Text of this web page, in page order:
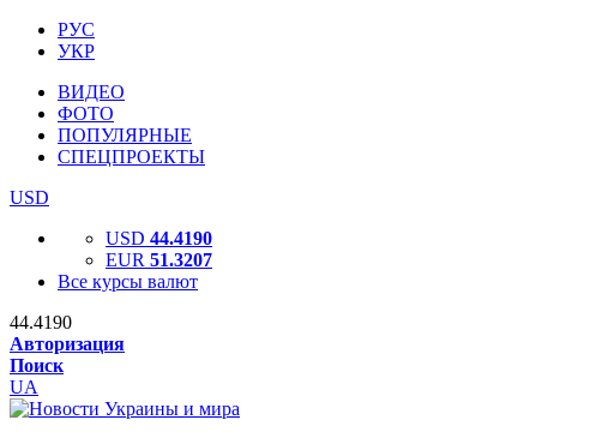
РУС
УКР
ВИДЕО
ФОТО
ПОПУЛЯРНЫЕ
СПЕЦПРОЕКТЫ
USD
USD 44.4190
EUR 51.3207
Все курсы валют
44.4190
Авторизация
Поиск
UA